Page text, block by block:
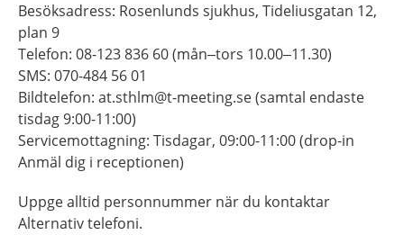
Besöksadress: Rosenlunds sjukhus, Tideliusgatan 12,
plan 9
Telefon: 08-123 836 60 (mån–tors 10.00–11.30)
SMS: 070-484 56 01
Bildtelefon: at.sthlm@t-meeting.se (samtal endaste
tisdag 9:00-11:00)
Servicemottagning: Tisdagar, 09:00-11:00 (drop-in
Anmäl dig i receptionen)
Uppge alltid personnummer när du kontaktar
Alternativ telefoni.